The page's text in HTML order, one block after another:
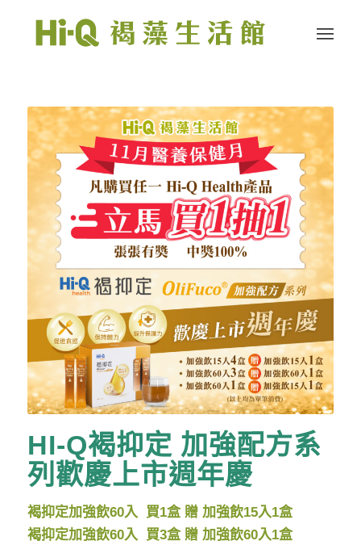
HI-Q褐抑定 加強配方系
列 歡慶上市週年慶
褐抑定加強飲60入 買1盒 贈 加強飲15入1盒
褐抑定加強飲60入 買3盒 贈 加強飲60入1盒